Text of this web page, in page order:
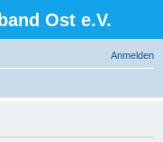
Ost e.V.
Anmelden